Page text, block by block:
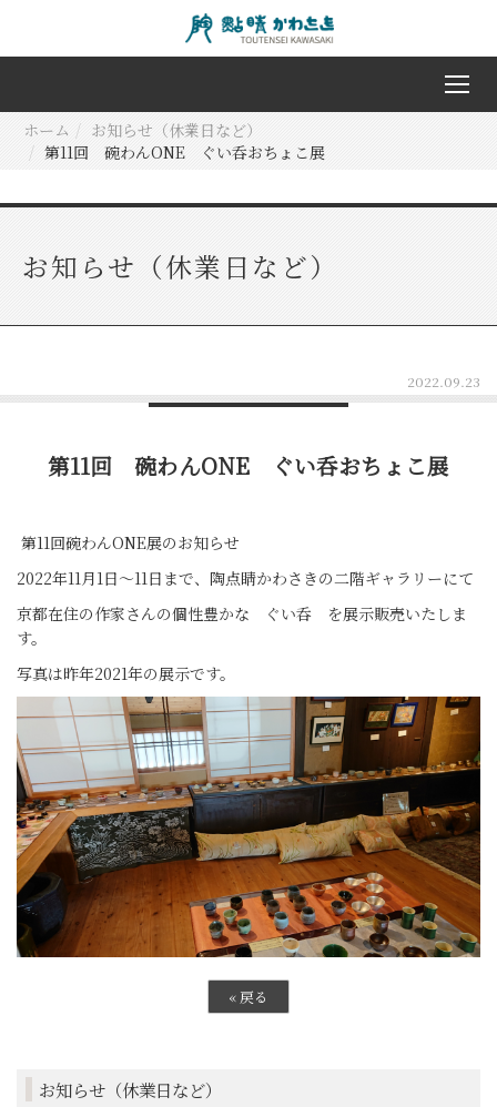
ホーム
お知らせ（休業日など）
第11回 碗わんONE ぐい呑おちょこ展
お知らせ（休業日など）
2022.09.23
第11回 碗わんONE ぐい呑おちょこ展
第11回碗わんONE展のお知らせ
2022年11月1日～11日まで、陶点睛かわさきの二階ギャラリーにて
京都在住の作家さんの個性豊かな ぐい呑 を展示販売いたしま
す。
写真は昨年2021年の展示です。
« 戻る
お知らせ（休業日など）